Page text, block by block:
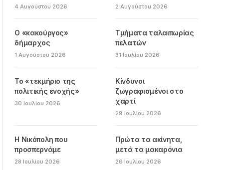
4 Αυγούστου 2026 2 Αυγούστου 2026
Ο «κακούργος»
δήμαρχος
1 Αυγούστου 2026
Τμήματα ταλαιπωρίας
πελατών
31 Ιουλίου 2026
Το «τεκμήριο της
πολιτικής ενοχής»
30 Ιουλίου 2026
Κίνδυνοι
ζωγραφισμένοι στο
χαρτί
29 Ιουλίου 2026
Η Νικόπολη που
προσπερνάμε
28 Ιουλίου 2026
Πρώτα τα ακίνητα,
μετά τα μακαρόνια
26 Ιουλίου 2026